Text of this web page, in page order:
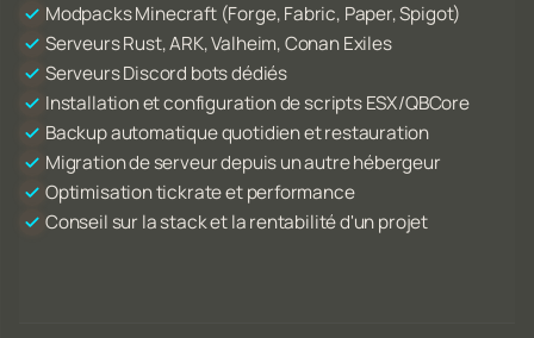
Modpacks Minecraft (Forge, Fabric, Paper, Spigot)
Serveurs Rust, ARK, Valheim, Conan Exiles
Serveurs Discord bots dédiés
Installation et configuration de scripts ESX/QBCore
Backup automatique quotidien et restauration
Migration de serveur depuis un autre hébergeur
Optimisation tickrate et performance
Conseil sur la stack et la rentabilité d'un projet